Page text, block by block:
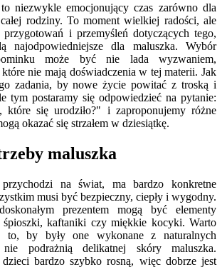
niezwykle emocjonujący czas zarówno dla
rodziny. To moment wielkiej radości, ale
i przemyśleń dotyczących tego,
najodpowiedniejsze dla maluszka. Wybór
może być nie lada wyzwaniem,
które nie mają doświadczenia w tej materii. Jak
zadania, by nowe życie powitać z troską i
tym postaramy się odpowiedzieć na pytanie:
się urodziło?" i zaproponujemy różne
okazać się strzałem w dziesiątkę.
maluszka
na świat, ma bardzo konkretne
musi być bezpieczny, ciepły i wygodny.
prezentem mogą być elementy
śpioszki, kaftaniki czy miękkie kocyki. Warto
to, by były one wykonane z naturalnych
nie podrażnią delikatnej skóry maluszka.
bardzo szybko rosną, więc dobrze jest